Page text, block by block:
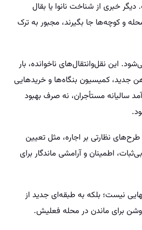
خبری از شناخت نانوا یا بقال
و کوچه‌ها جا بگیرند، مجبور به ترک
این نقل‌و‌انتقال‌های ناخوانده، بار
جدید، کمیسیون بنگاه‌ها و خریدهایی
سالیانه مستأجران، نه صرف بهبود
نظارتی بر اجاره، مثل تعیین
اطمینان و آرامشی ماندگار برای
نیست؛ بلکه به طبقه‌ای جدید از
برای ماندن در محله‌ فعلیش.